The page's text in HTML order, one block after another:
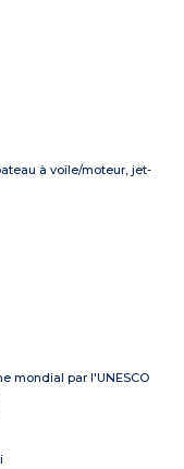
à voile/moteur, jet-
mondial par l'UNESCO